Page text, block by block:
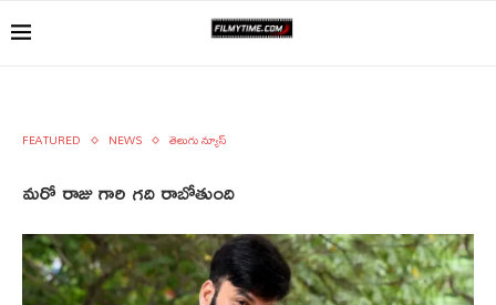
FEATURED NEWS తెలుగు న్యూస్
మరో రాజు గారి గది రాబోతుంది